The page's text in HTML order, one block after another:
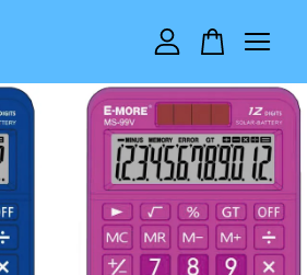
目前還是空的。